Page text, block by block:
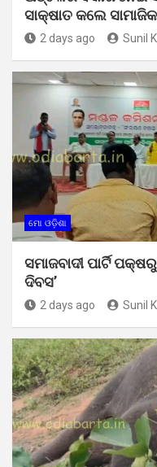
ସାକ୍ଷାତ କଲେ
2 days ago Sunil
ମୋ ଓଡ଼ିଶା
ସମାଜବାଦୀ ପାର୍ଟି
ଦିବସ’
2 days ago Sunil